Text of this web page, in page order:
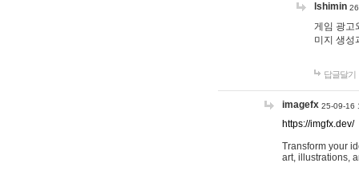
lshimin
게임 광고
미지 생성
답글달기
imagefx 25-09-16
https://imgfx.dev/
Transform your
art, illustrations,